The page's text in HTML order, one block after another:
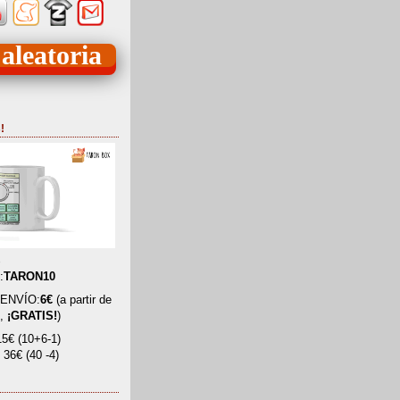
TARON10
6€ (a partir de
¡GRATIS!)
(10+6-1)
(40 -4)